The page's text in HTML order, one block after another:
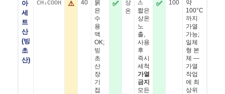
아
세
트
산
(빙
초
산)
CH₃COOH ⚠️ 40
묽
은
수
용
액
OK;
빙
초
산
장
기
접
✅
상
온
⚠
짧은
상온
노
출,
사용
후
즉시
세척
가열
금지
모든
✅ 100
약
100°C
까지
가열
가능;
일체
형 본
체 —
가열
작업
에 최
상위